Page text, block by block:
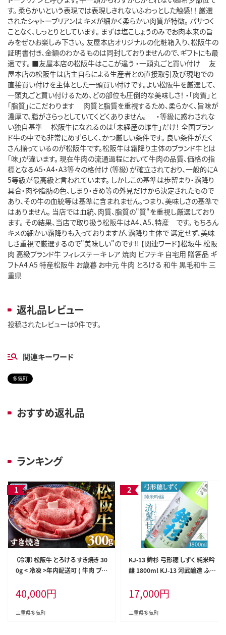
す。 柔らかいという表現では表現しきれないふわっとした触感！！ 厳選
されたシャトーブリアンは キメが細かく柔らかい肉質が特徴。 パサつく
ことなく、しっとりとしています。 まずは塩こしょうのみでお肉本来の旨
みをぜひお楽しみ下さい。 友屋本店オリジナルの化粧箱入り、松阪牛の
証明書付き、金額のわかるものは同封しておりませんので、ギフトにも最
適です。 ■友屋本店の松阪牛はここが違う ・一頭丸ごと買い付け 友
屋本店の松阪牛は店主自らによる生産者との直接取引及び現地での
直接買い付けを主体とした一頭買い付けです。よい松阪牛を厳選して、
一頭丸ごと買い付けるため、どの部位も圧倒的な美味しさ！ ・「肉質」と
「脂質」にこだわります 肉質と脂質を重視するため、柔らかく、旨味が
濃厚で、脂がさらっとしていてくどくありません。 ・等級に惑わされな
い独自基準 松阪牛になれるのは「未経産の雌牛」だけ！ 全国ブラン
ド牛の中でも非常にめずらしく、かつ厳しい条件です。 良い条件がたく
さん揃っているのが松阪牛です。松阪牛は霜降り主体のブランド牛とは
「味」が違います。 現在牛肉の流通過程において牛肉の品質、価格の指
標となるA5・A4・A3等々の格付け（等級）が確立されており、一般的にA
5等級が最高級と言われています。 しかしこの基準は歩留まり・霜降り
具合・肉や脂肪の色、しまり・きめ等の外見だけから決定されたもので
あり、その牛の血統等は基準に含まれません。つまり、美味しさの基準で
はありません。 当店では血統、肉質、脂質の"質"を重視し厳選しており
ます。 その結果、当店で取り扱う松阪牛はA4、A5、特産 です。 もちろん
キメの細かい霜降りも入っておりますが、霜降り主体で 選定せず、美味
しさ重視で厳選するので"美味しい"のです!! 【関連ワード】松坂牛 松阪
肉 高級ブランド牛 フィレステーキ レア 焼肉 ビフテキ 自宅用 贈答品 ギ
フトA4 A5 特産松阪牛 お歳暮 お中元 牛肉 とろける 和牛 黒毛和牛 三
重県
返礼品レビュー
投稿されたレビューは0件です。
関連キーワード
多気町
おすすめ返礼品
ランキング
（冷凍）松阪牛 とろける すき焼き 30
0g < 冷凍 >年内配送可 ( 牛肉 ブラ
坂牛 しゃぶしゃぶ 肩ロース 肩 霜
ふり肉 霜降りしゃぶしゃぶ 松阪牛
とろける 牛肉 しゃぶしゃぶ肉 自宅
40,000円
三重県多気町
KJ-13 鉾杉 弓形穂 しずく 純米吟
醸 1800ml KJ-13 河武醸造 ふる
山田錦 アルコール 15度 日本酒 清
酒 酒 国産 伊勢の国 ライスワイン
三重県 多気町
17,000円
三重県多気町